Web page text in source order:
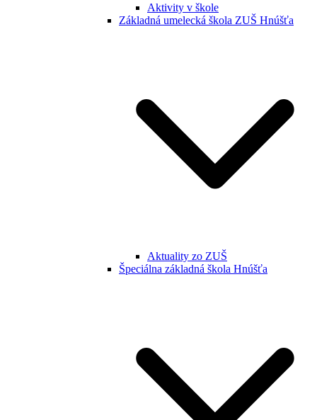
Aktivity v škole
Základná umelecká škola ZUŠ Hnúšťa
Aktuality zo ZUŠ
Špeciálna základná škola Hnúšťa